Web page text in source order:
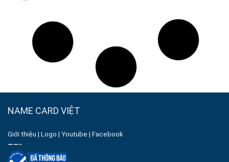
NAME CARD VIỆT
Giới thiệu | Logo | Youtube | Facebook
——-